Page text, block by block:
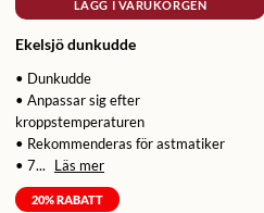
LÄGG I VARUKORGEN
Ekelsjö dunkudde
• Dunkudde
• Anpassar sig efter
kroppstemperaturen
• Rekommenderas för astmatiker
• 7...
Läs mer
20% RABATT